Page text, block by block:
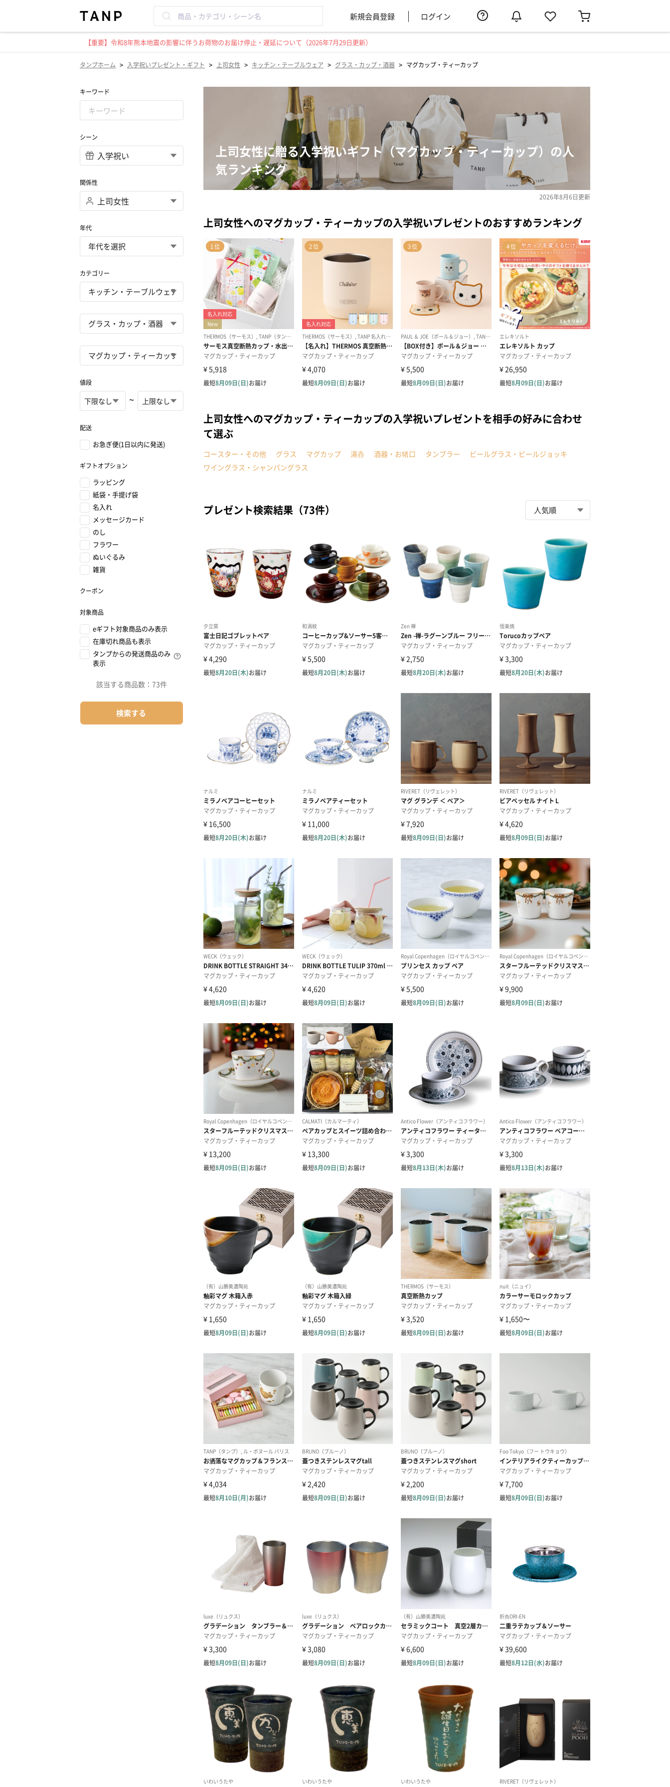
新規会員登録 ログイン
【重要】令和8年熊本地震の影響に伴うお荷物のお届け停止・遅延について（2026年7月29日更新）
タンプホーム > 入学祝いプレゼント・ギフト > 上司女性 > キッチン・テーブルウェア > グラス・カップ・酒器 > マグカップ・ティーカップ
キーワード
シーン
関係性
年代
カテゴリー
値段
~
配送
お急ぎ便(1日以内に発送)
ギフトオプション
ラッピング
紙袋・手提げ袋
名入れ
メッセージカード
のし
フラワー
ぬいぐるみ
雑貨
クーポン
対象商品
eギフト対象商品のみ表示
在庫切れ商品も表示
タンプからの発送商品のみ
表示
該当する商品数： 73件
検索する
上司女性に贈る入学祝いギフト（マグカップ・ティーカップ）の人
気ランキング
2026年8月6日更新
上司女性へのマグカップ・ティーカップの入学祝いプレゼントのおすすめランキング
上司女性へのマグカップ・ティーカップの入学祝いプレゼントを相手の好みに合わせ
て選ぶ
コースター・その他 グラス マグカップ 湯呑 酒器・お猪口 タンブラー
ビールグラス・ビールジョッキ
ワイングラス・シャンパングラス
プレゼント検索結果（73件）